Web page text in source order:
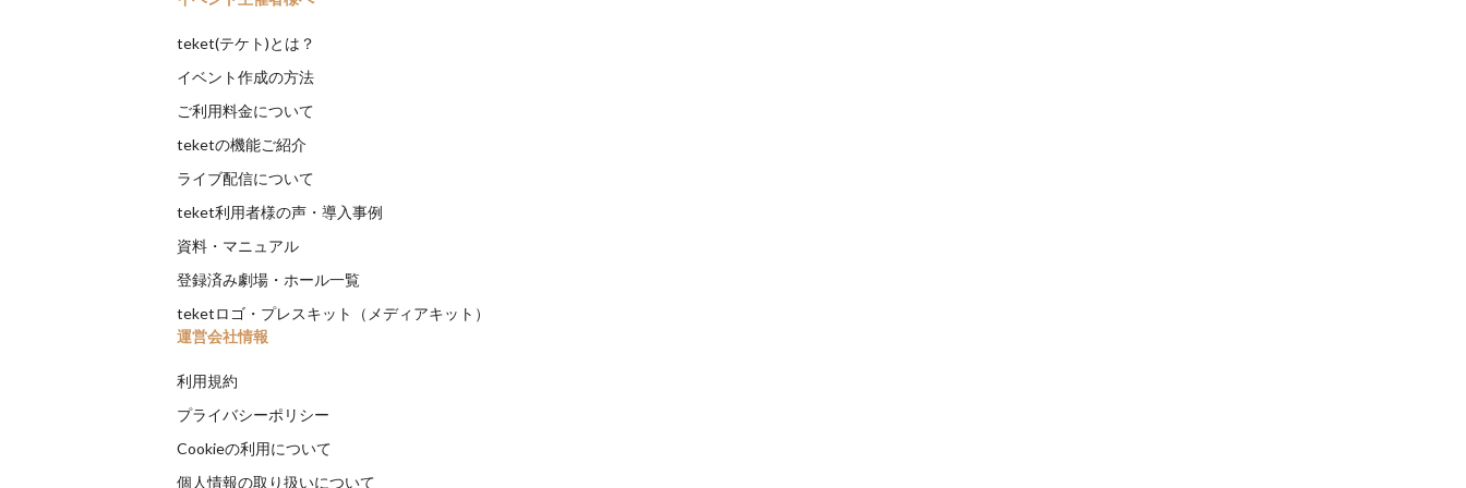
teket(テケト)とは？
イベント作成の方法
ご利用料金について
teketの機能ご紹介
ライブ配信について
teket利用者様の声・導入事例
資料・マニュアル
登録済み劇場・ホール一覧
teketロゴ・プレスキット（メディアキット）
運営会社情報
利用規約
プライバシーポリシー
Cookieの利用について
個人情報の取り扱いについて